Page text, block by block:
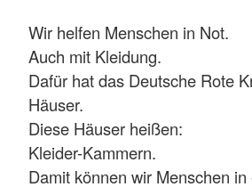
Wir helfen Menschen in Not.
Auch mit Kleidung.
Dafür hat das Deutsche Rote
Häuser.
Diese Häuser heißen:
Kleider-Kammern.
Damit können wir Menschen